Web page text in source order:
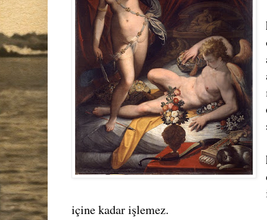
içine kadar işlemez.